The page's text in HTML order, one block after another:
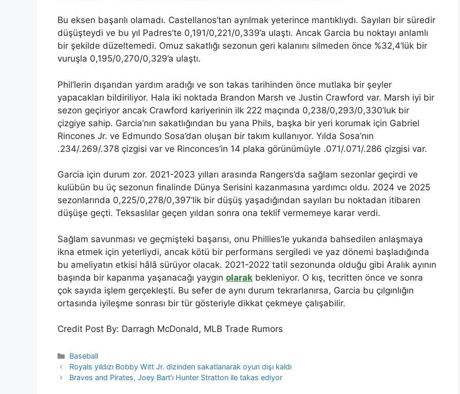
Bu eksen başarılı olamadı. Castellanos’tan ayrılmak yeterince mantıklıydı. Sayıları bir süredir
düşüşteydi ve bu yıl Padres’te 0,191/0,221/0,339’a ulaştı. Ancak Garcia bu noktayı anlamlı
bir şekilde düzeltemedi. Omuz sakatlığı sezonun geri kalanını silmeden önce %32,4’lük bir
vuruşla 0,195/0,270/0,329’a ulaştı.
Phil’lerin dışarıdan yardım aradığı ve son takas tarihinden önce mutlaka bir şeyler
yapacakları bildiriliyor. Hala iki noktada Brandon Marsh ve Justin Crawford var. Marsh iyi bir
sezon geçiriyor ancak Crawford kariyerinin ilk 222 maçında 0,238/0,293/0,330’luk bir
çizgiye sahip. Garcia’nın sakatlığından bu yana Phils, başka bir yeri korumak için Gabriel
Rincones Jr. ve Edmundo Sosa’dan oluşan bir takım kullanıyor. Yılda Sosa’nın
.234/.269/.378 çizgisi var ve Rinconces’in 14 plaka görünümüyle .071/.071/.286 çizgisi var.
Garcia için durum zor. 2021-2023 yılları arasında Rangers’da sağlam sezonlar geçirdi ve
kulübün bu üç sezonun finalinde Dünya Serisini kazanmasına yardımcı oldu. 2024 ve 2025
sezonlarında 0,225/0,278/0,397’lik bir düşüş yaşadığından sayıları bu noktadan itibaren
düşüşe geçti. Teksaslılar geçen yıldan sonra ona teklif vermemeye karar verdi.
Sağlam savunması ve geçmişteki başarısı, onu Phillies’le yukarıda bahsedilen anlaşmaya
ikna etmek için yeterliydi, ancak kötü bir performans sergiledi ve yaz dönemi başladığında
bu ameliyatın etkisi hâlâ sürüyor olacak. 2021-2022 tatil sezonunda olduğu gibi Aralık ayının
başında bir kapanma yaşanacağı yaygın olarak bekleniyor. O kış, tecritten önce ve sonra
çok sayıda işlem gerçekleşti. Bu sefer de aynı durum tekrarlanırsa, Garcia bu çılgınlığın
ortasında iyileşme sonrası bir tür gösteriyle dikkat çekmeye çalışabilir.
Credit Post By: Darragh McDonald, MLB Trade Rumors
Categories
Baseball
Royals yıldızı Bobby Witt Jr. dizinden sakatlanarak oyun dışı kaldı
Braves and Pirates, Joey Bart’ı Hunter Stratton ile takas ediyor